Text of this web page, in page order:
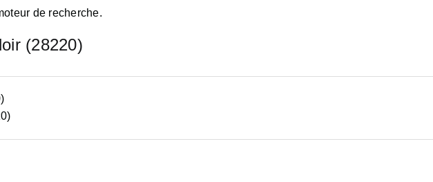
de recherche.
(28220)